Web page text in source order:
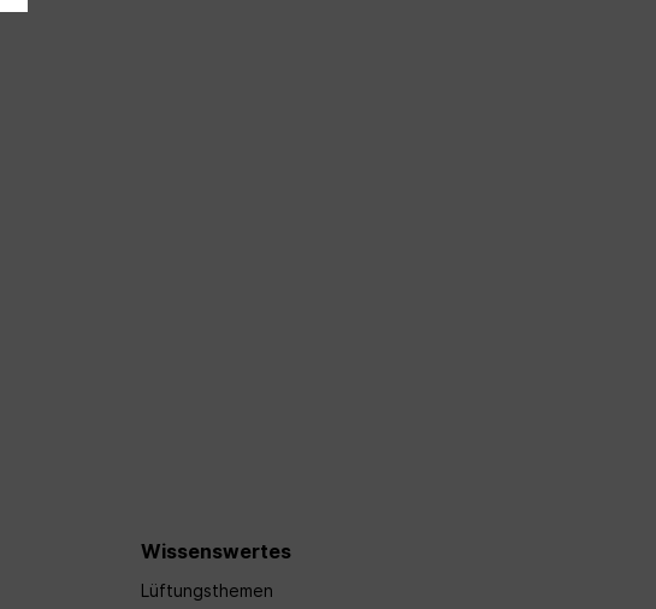
Wissenswertes
Lüftungsthemen